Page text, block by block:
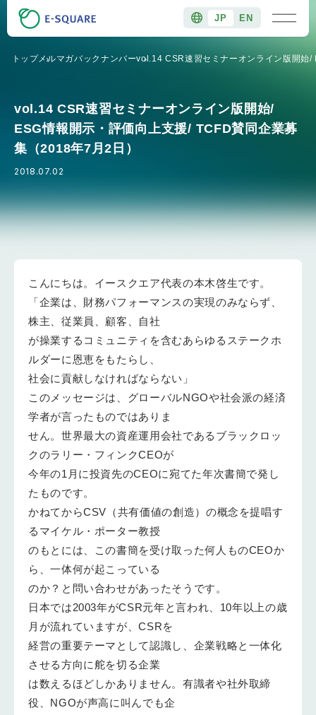
JP EN
トップメルマガバックナンバーvol.14 CSR速習セミナーオンライン版開始
vol.14 CSR速習セミナーオンライン版開始/
ESG情報開示・評価向上支援/ TCFD賛同企業募
集（2018年7月2日）
2018.07.02
こんにちは。イースクエア代表の本木啓生です。
「企業は、財務パフォーマンスの実現のみならず、
株主、従業員、顧客、自社
が操業するコミュニティを含むあらゆるステークホ
ルダーに恩恵をもたらし、
社会に貢献しなければならない」
このメッセージは、グローバルNGOや社会派の経済
学者が言ったものではありま
せん。世界最大の資産運用会社であるブラックロッ
クのラリー・フィンクCEOが
今年の1月に投資先のCEOに宛てた年次書簡で発し
たものです。
かねてからCSV（共有価値の創造）の概念を提唱す
るマイケル・ポーター教授
のもとには、この書簡を受け取った何人ものCEOか
ら、一体何が起こっている
のか？と問い合わせがあったそうです。
日本では2003年がCSR元年と言われ、10年以上の歳
月が流れていますが、CSRを
経営の重要テーマとして認識し、企業戦略と一体化
させる方向に舵を切る企業
は数えるほどしかありません。有識者や社外取締
役、NGOが声高に叫んでも企